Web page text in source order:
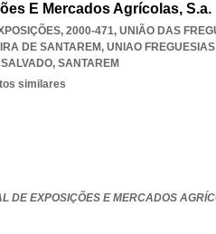
E Mercados Agrícolas, S.a.
2000-471, UNIÃO DAS
DE SANTAREM, UNIAO FREGUESIAS
, SANTAREM
similares
DE EXPOSIÇÕES E MERCADOS